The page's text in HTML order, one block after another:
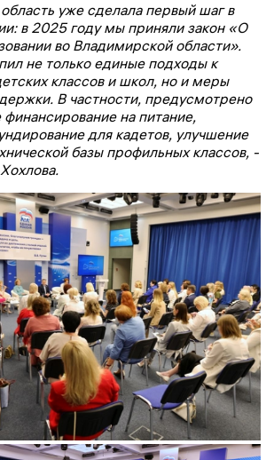
уже сделала первый шаг в
в 2025 году мы приняли закон «О
во Владимирской области».
не только единые подходы к
классов и школ, но и меры
В частности, предусмотрено
на питание,
для кадетов, улучшение
базы профильных классов, -